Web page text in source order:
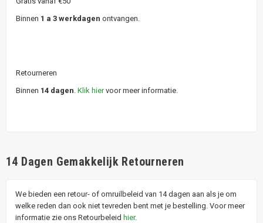
Binnen 1 a 3 werkdagen ontvangen.
Retourneren
Binnen 14 dagen Klik hiervoor meer informatie.
14 Dagen Gemakkelijk Retourneren
We bieden een retour- of omruilbeleid van 14 dagen aan als je om
welke reden dan ook niet tevreden bent met je bestelling. Voor meer
informatie zie ons Retourbeleid hier.